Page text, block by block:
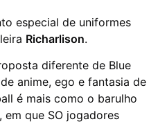
especial de uniformes
Richarlison.
diferente de Blue
anime, ego e fantasia de
é mais como o barulho
que SO jogadores